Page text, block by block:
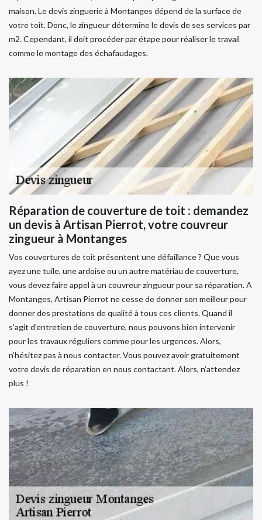
maison. Le devis zinguerie à Montanges dépend de la surface de
votre toit. Donc, le zingueur détermine le devis de ses services par
m2. Cependant, il doit procéder par étape pour réaliser le travail
comme le montage des échafaudages.
Réparation de couverture de toit : demandez
un devis à Artisan Pierrot, votre couvreur
zingueur à Montanges
Vos couvertures de toit présentent une défaillance ? Que vous
ayez une tuile, une ardoise ou un autre matériau de couverture,
vous devez faire appel à un couvreur zingueur pour sa réparation. A
Montanges, Artisan Pierrot ne cesse de donner son meilleur pour
donner des prestations de qualité à tous ces clients. Quand il
s’agit d’entretien de couverture, nous pouvons bien intervenir
pour les travaux réguliers comme pour les urgences. Alors,
n’hésitez pas à nous contacter. Vous pouvez avoir gratuitement
votre devis de réparation en nous contactant. Alors, n’attendez
plus !